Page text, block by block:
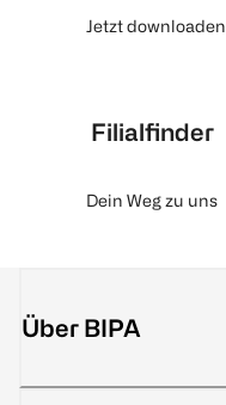
Jetzt downloaden
Filialfinder
Dein Weg zu uns
Über BIPA